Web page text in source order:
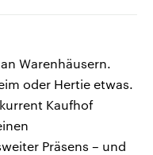
Warenhäusern.
oder Hertie etwas.
Kaufhof
Präsens – und